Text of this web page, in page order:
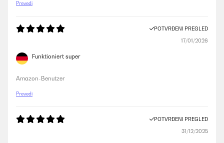
Prevedi
POTVRĐENI PREGLED
17/01/2026
Funktioniert super
Amazon-Benutzer
Prevedi
POTVRĐENI PREGLED
31/12/2025